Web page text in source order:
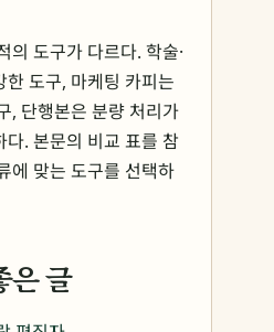
의 도구가 다르다. 학술·
도구, 마케팅 카피는
, 단행본은 분량 처리가
다. 본문의 비교 표를 참
에 맞는 도구를 선택하
은 글